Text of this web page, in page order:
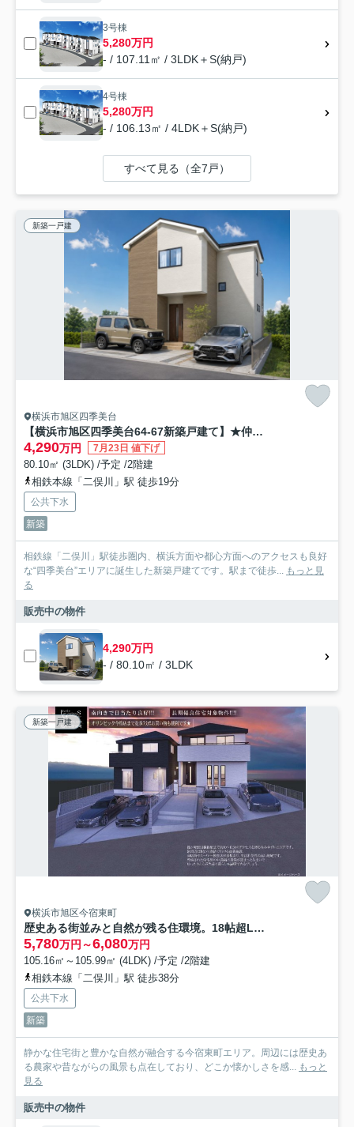
3号棟
5,280万円
- / 107.11㎡ / 3LDK＋S(納戸)
4号棟
5,280万円
- / 106.13㎡ / 4LDK＋S(納戸)
すべて見る（全7戸）
新築一戸建
横浜市旭区四季美台
【横浜市旭区四季美台64-67新築戸建て】★仲介手数料無料★（本宿小学校・本宿中学校）
4,290万円 7月23日 値下げ
80.10㎡ (3LDK) /予定 /2階建
相鉄本線「二俣川」駅 徒歩19分
公共下水
新築
相鉄線「二俣川」駅徒歩圏内、横浜方面や都心方面へのアクセスも良好
な“四季美台”エリアに誕生した新築戸建てです。駅まで徒歩...
もっと見
る
販売中の物件
4,290万円
- / 80.10㎡ / 3LDK
新築一戸建
横浜市旭区今宿東町
歴史ある街並みと自然が残る住環境。18帖超LDKを備えた全2棟分譲★仲介手数料無料★
5,780万円～6,080万円
105.16㎡～105.99㎡ (4LDK) /予定 /2階建
相鉄本線「二俣川」駅 徒歩38分
公共下水
新築
静かな住宅街と豊かな自然が融合する今宿東町エリア。周辺には歴史あ
る農家や昔ながらの風景も点在しており、どこか懐かしさを感...
もっと
見る
販売中の物件